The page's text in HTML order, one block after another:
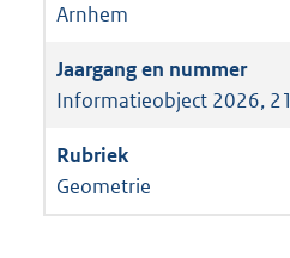
Arnhem
Informatieobject 2026,
Geometrie